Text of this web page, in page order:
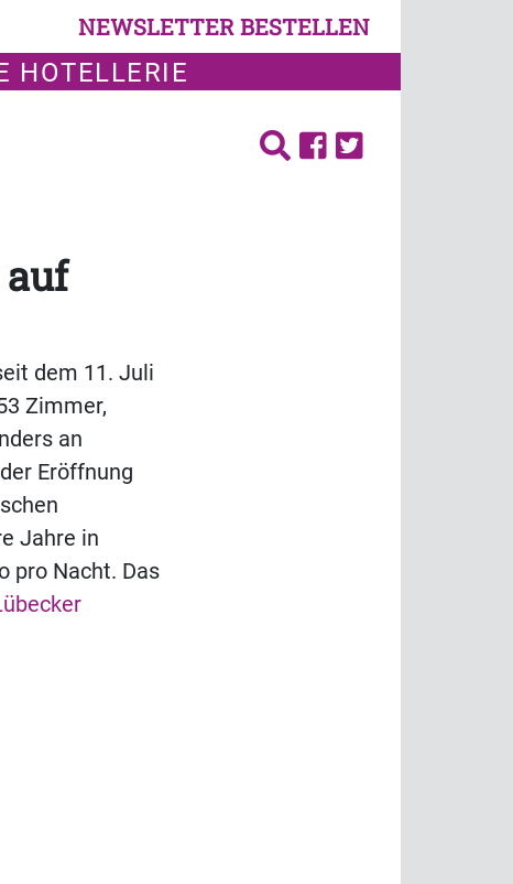
NEWSLETTER BESTELLEN
HOTELLERIE
dem 11. Juli
Zimmer,
an
Eröffnung
Jahre in
pro Nacht. Das